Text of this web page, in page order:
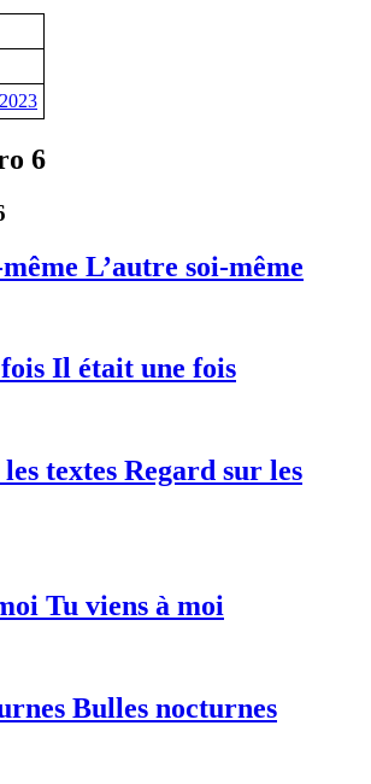
6
L’autre soi-même
Il était une fois
Regard sur les
Tu viens à moi
Bulles nocturnes